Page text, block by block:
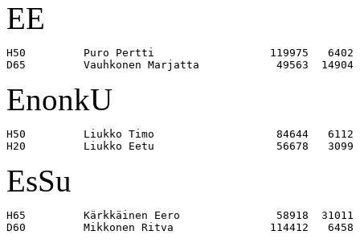
EE
H50         Puro Pertti                  119975   6402
EnonkU
H50         Liukko Timo                   84644   6112
EsSu
H65         Kärkkäinen Eero               58918  31011